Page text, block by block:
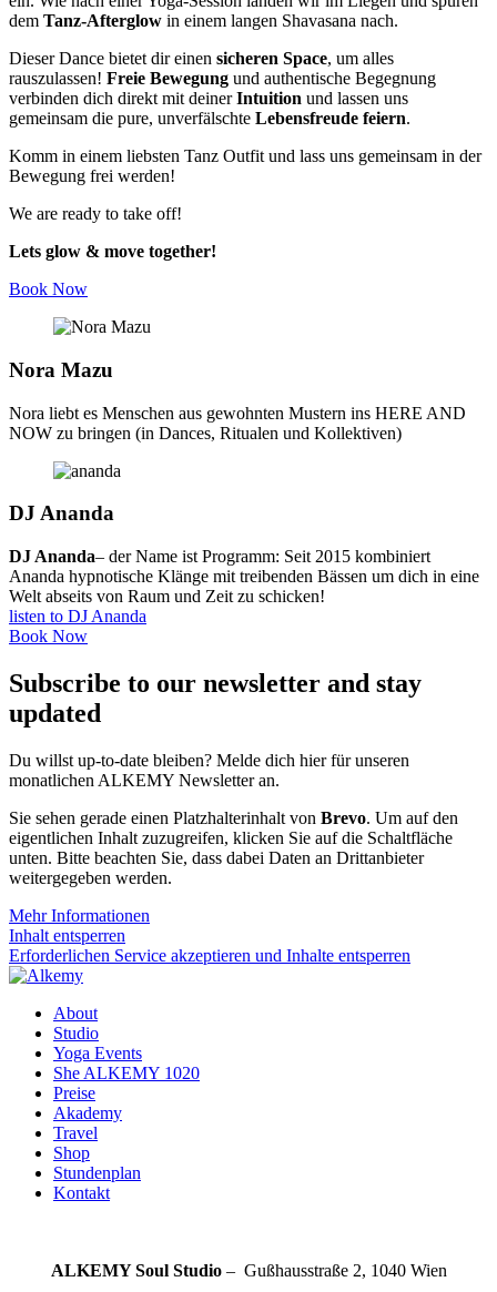
dem Tanz-Afterglow in einem langen Shavasana nach.
Dieser Dance bietet dir einen sicheren Space, um alles
rauszulassen! Freie Bewegung und authentische Begegnung
verbinden dich direkt mit deinerIntuition und lassen uns
gemeinsam die pure, unverfälschte Lebensfreude feiern.
Komm in einem liebsten Tanz Outfit und lass uns gemeinsam in der
Bewegung frei werden!
We are ready to take off!
Lets glow & move together!
Book Now
Nora Mazu
Nora liebt es Menschen aus gewohnten Mustern ins HERE AND
NOW zu bringen (in Dances, Ritualen und Kollektiven)
DJ Ananda
DJ Ananda– der Name ist Programm: Seit 2015 kombiniert
Ananda hypnotische Klänge mit treibenden Bässen um dich in eine
Welt abseits von Raum und Zeit zu schicken!
listen to DJ Ananda
Book Now
Subscribe to our newsletter and stay
updated
Du willst up-to-date bleiben? Melde dich hier für unseren
monatlichen ALKEMY Newsletter an.
Sie sehen gerade einen Platzhalterinhalt von Brevo. Um auf den
eigentlichen Inhalt zuzugreifen, klicken Sie auf die Schaltfläche
unten. Bitte beachten Sie, dass dabei Daten an Drittanbieter
weitergegeben werden.
Mehr Informationen
Inhalt entsperren
Erforderlichen Service akzeptieren und Inhalte entsperren
About
Studio
Yoga Events
She ALKEMY 1020
Preise
Akademy
Travel
Shop
Stundenplan
Kontakt
ALKEMY Soul Studio– Gußhausstraße 2, 1040 Wien